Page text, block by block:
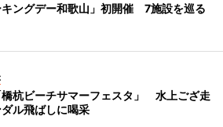
キングデー和歌山」初開催 7施設を巡る
橋杭ビーチサマーフェスタ」 水上ござ走
ダル飛ばしに喝采